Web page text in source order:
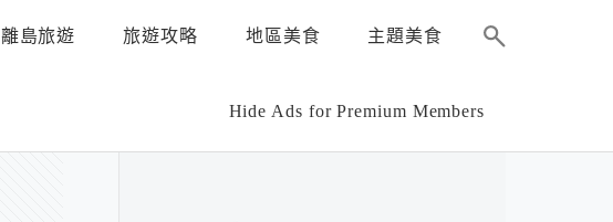
離島旅遊 旅遊攻略 地區美食 主題美食
Hide Ads for Premium Members